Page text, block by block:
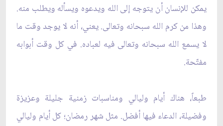
يمكن للإنسان أن يتوجه إلى الله ويدعوه ويسأله ويطلب منه.
وهذا من كرم الله سبحانه وتعالى. يعني، أنه لا يوجد وقت ما
لا يسمع الله سبحانه وتعالى فيه لعباده. في كل وقت أبوابه
مفتّحة.
طبعاً، هناك أيام وليالي ومناسبات زمنية جليلة وعزيزة
وفضيلة، الدعاء فيها أفضل. مثل شهر رمضان؛ كل أيام وليالي